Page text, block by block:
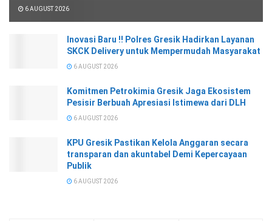
6 AUGUST 2026
Inovasi Baru !! Polres Gresik Hadirkan Layanan
SKCK Delivery untuk Mempermudah Masyarakat
6 AUGUST 2026
Komitmen Petrokimia Gresik Jaga Ekosistem
Pesisir Berbuah Apresiasi Istimewa dari DLH
6 AUGUST 2026
KPU Gresik Pastikan Kelola Anggaran secara
transparan dan akuntabel Demi Kepercayaan
Publik
6 AUGUST 2026